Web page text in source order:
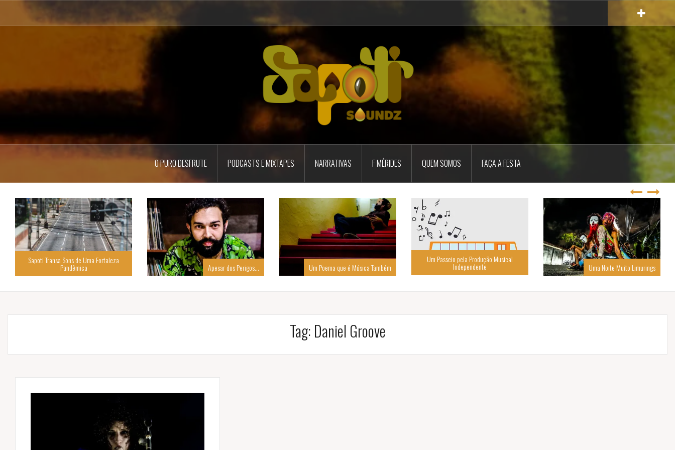
o
O PURO DESFRUTE PODCASTS E MIXTAPES NARRATIVAS F MÉRIDES QUEM SOMOS FAÇA A FESTA
Sapoti Transa Sons de Uma Fortaleza
Pandêmica Apesar dos Perigos… Um Poema que é Música Também
Um Passeio pela Produção Musical
Independente Uma Noite Muito Limurings
Tag: Daniel Groove